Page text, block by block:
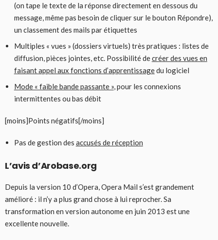
(on tape le texte de la réponse directement en dessous du
message, même pas besoin de cliquer sur le bouton Répondre),
un classement des mails par étiquettes
Multiples « vues » (dossiers virtuels) très pratiques : listes de
diffusion, pièces jointes, etc. Possibilité decréer des vues en
faisant appel aux fonctions d’apprentissagedu logiciel
Mode « faible bande passante », pour les connexions
intermittentes ou bas débit
[moins]Points négatifs[/moins]
Pas de gestion des accusés de réception
L’avis d’Arobase.org
Depuis la version 10 d’Opera, Opera Mail s’est grandement
amélioré : il n’y a plus grand chose à lui reprocher. Sa
transformation en version autonome en juin 2013 est une
excellente nouvelle.